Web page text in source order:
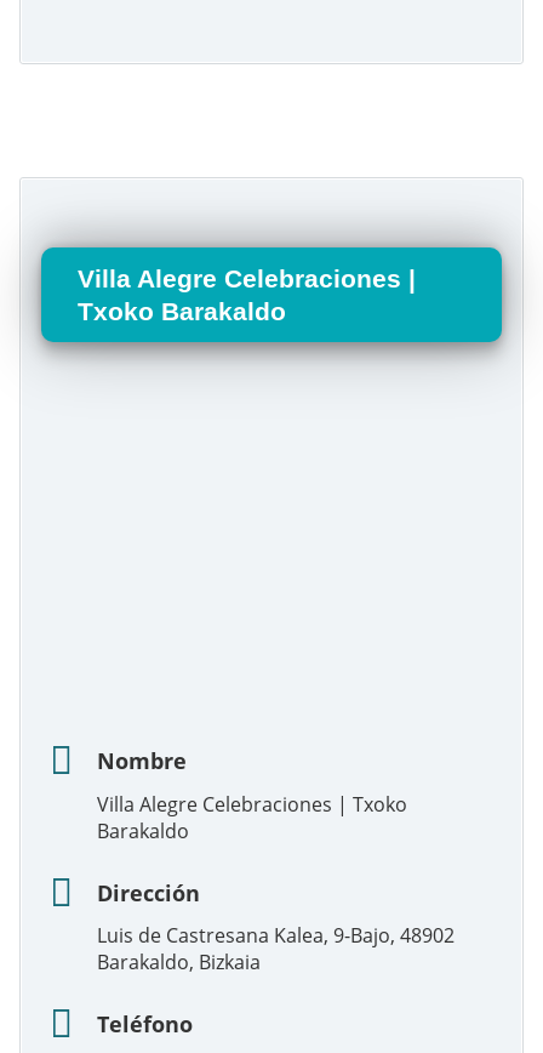
Villa Alegre Celebraciones |
Txoko Barakaldo
Nombre
Villa Alegre Celebraciones | Txoko
Barakaldo
Dirección
Luis de Castresana Kalea, 9-Bajo, 48902
Barakaldo, Bizkaia
Teléfono